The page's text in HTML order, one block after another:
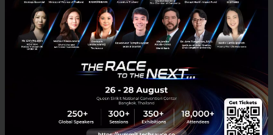
3 เรื่องที่ประเทศไทยต้อง Focus สร้างคน–นวัตกรรม–ปฏิรูป
ระบบราชการ เพื่อยกระดับขีดความสามารถประเทศ
นายอนุทิน ชาญวีรกูล นายกรัฐมนตรีและรัฐมนตรีว่าการกระทรวง
มหาดไทย กล่าวปาฐกถาพิเศษในหัวข้อ “ฝ่าวิกฤติ รับมือระเบียบโลก
ใหม่” ในงาน The INTANIA Forum...
สิงหาคม 6, 2026| By Techsauce Team